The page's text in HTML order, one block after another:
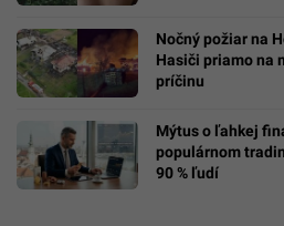
Nočný požiar na
Hasiči priamo na
príčinu
Mýtus o ľahkej
populárnom
90 % ľudí